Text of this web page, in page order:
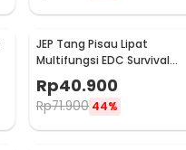
JEP Tang Pisau Lipat
Multifungsi EDC Survival
Tool Stainless Steel -
MPA13
Rp40.900
Rp71.900 44%